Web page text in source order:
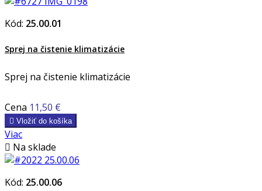
Kód: 25.00.01
Sprej na čistenie klimatizácie
Sprej na čistenie klimatizácie
Cena 11,50 €
 Vložiť do košíka
Viac
 Na sklade
Kód: 25.00.06